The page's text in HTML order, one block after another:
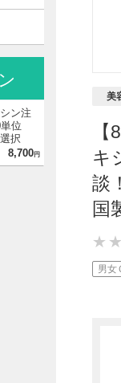
美
キ
談
国
男女
ン注
位
択
リピ
8,700円